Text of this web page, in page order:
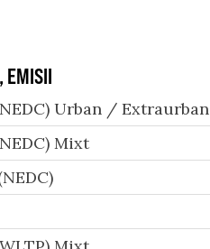
EMISII
Urban / Extraurban
Mixt